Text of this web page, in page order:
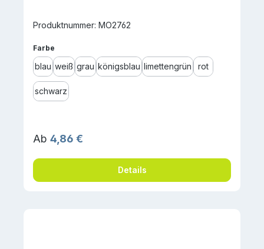
Produktnummer: MO2762
Farbe
blau weiß grau königsblau limettengrün rot
schwarz
Regulärer Preis:
Ab 4,86 €
Details